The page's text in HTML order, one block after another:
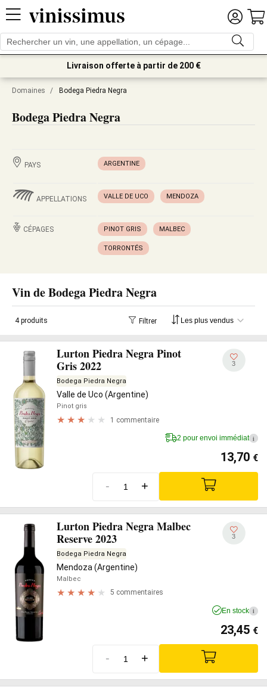
Livraison offerte à partir de 200 €
Domaines / Bodega Piedra Negra
Bodega Piedra Negra
PAYS ARGENTINE
APPELLATIONS VALLE DE UCO MENDOZA
CÉPAGES PINOT GRIS MALBEC
TORRONTÉS
Vin de Bodega Piedra Negra
4 produits Filtrer
Lurton Piedra Negra Pinot
Gris 2022
Bodega Piedra Negra
Valle de Uco (Argentine)
Pinot gris
1 commentaire
3
2 pour envoi immédiat i
13,70 €
- +
Lurton Piedra Negra Malbec
Reserve 2023
Bodega Piedra Negra
Mendoza (Argentine)
Malbec
5 commentaires
3
En stock i
23,45 €
- +